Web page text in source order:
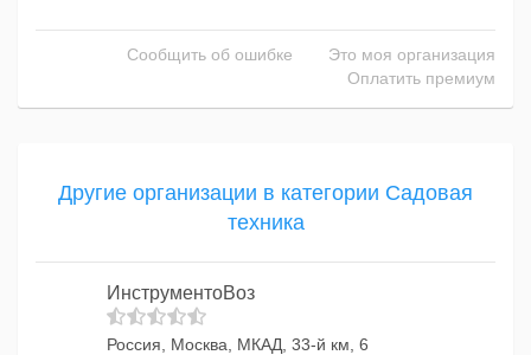
Сообщить об ошибке
Это моя организация
Оплатить премиум
Другие организации в категории Садовая
техника
ИнструментоВоз
Россия, Москва, МКАД, 33-й км, 6